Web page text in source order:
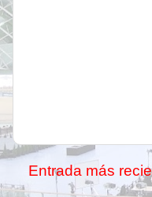
Entrada más